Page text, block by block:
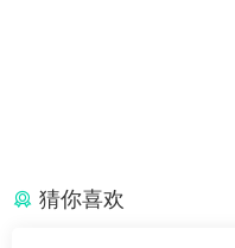
猜你喜欢